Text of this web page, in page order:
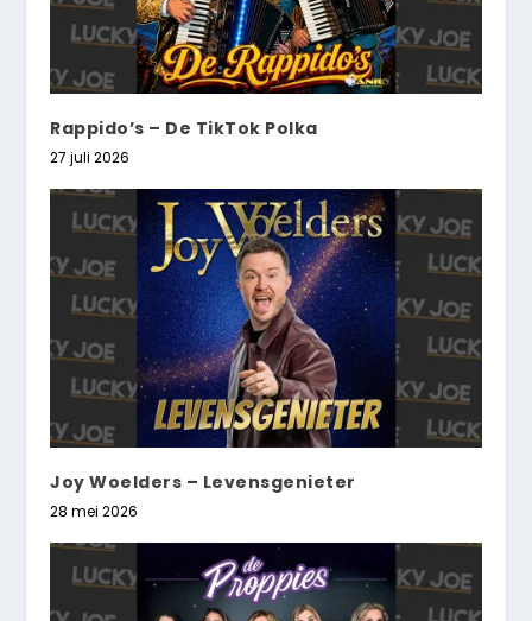
Rappido’s – De TikTok Polka
27 juli 2026
Joy Woelders – Levensgenieter
28 mei 2026